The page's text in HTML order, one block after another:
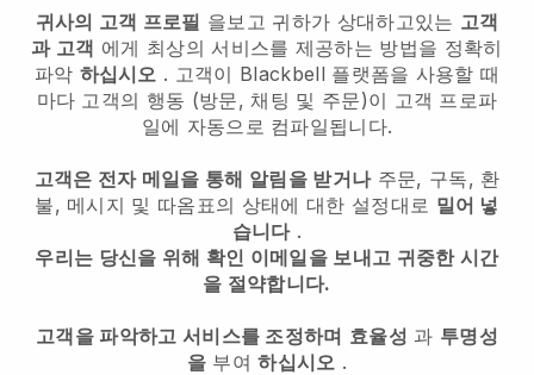
귀사의 고객 프로필 을보고 귀하가 상대하고있는 고객
과 고객 에게 최상의 서비스를 제공하는 방법을 정확히
파악 하십시오 . 고객이 Blackbell 플랫폼을 사용할 때
마다 고객의 행동 (방문, 채팅 및 주문)이 고객 프로파
일에 자동으로 컴파일됩니다.
고객은 전자 메일을 통해 알림을 받거나주문, 구독, 환
불, 메시지 및 따옴표의 상태에 대한 설정대로 밀어 넣
습니다.
우리는 당신을 위해 확인 이메일을 보내고 귀중한 시간
을 절약합니다.
고객을 파악하고 서비스를 조정하며 효율성 과 투명성
을 부여하십시오 .